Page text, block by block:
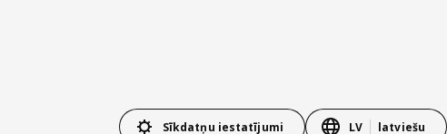
Sīkdatņu iestatījumi LV latviešu